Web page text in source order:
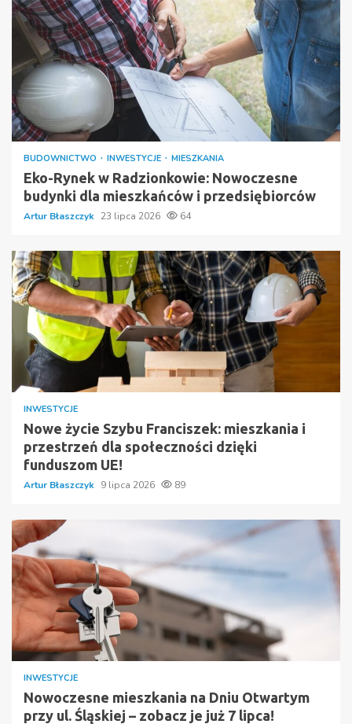
BUDOWNICTWO INWESTYCJE MIESZKANIA
Eko-Rynek w Radzionkowie: Nowoczesne
budynki dla mieszkańców i przedsiębiorców
Artur Błaszczyk 23 lipca 2026 64
INWESTYCJE
Nowe życie Szybu Franciszek: mieszkania i
przestrzeń dla społeczności dzięki
funduszom UE!
Artur Błaszczyk 9 lipca 2026 89
INWESTYCJE
Nowoczesne mieszkania na Dniu Otwartym
przy ul. Śląskiej – zobacz je już 7 lipca!